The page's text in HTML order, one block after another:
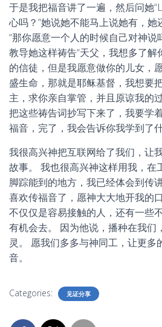
于是我把福音讲了一遍，然后问她
心吗？”她说她不能马上说她有，她
“那你愿意一个人的时候自己对神说
教导她这样祷告“天父，我想多了
的信徒，但是我愿意做你的儿女，
盛生命，那就是耶稣基督，我想要
主，求你亲自掌管，并且原谅我的
把这些祷告词抄写下来了，我要学
福音，完了，我会告诉你我学到了
我很高兴神把互联网给了我们，让
故事。 我也很高兴神这样用我，在
脚踪能到的地方，我已经体会到传
喜欢传福音了，愿神大大地开我的
不仅仅是容易接触的人，还有一些
有机会去。 因为他说，播种在我们
灵。 愿我们多多与神同工，让更多
音。
Categories: 见证分享